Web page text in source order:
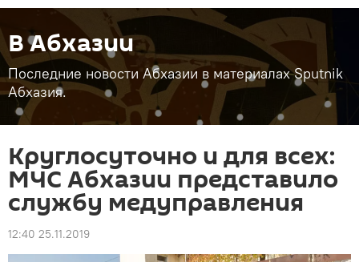
В Абхазии
Последние новости Абхазии в материалах Sputnik
Абхазия.
Круглосуточно и для всех:
МЧС Абхазии представило
службу медуправления
12:40 25.11.2019